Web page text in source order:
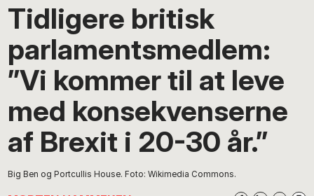
Tidligere britisk
parlamentsmedlem:
”Vi kommer til at leve
med konsekvenserne
af Brexit i 20-30 år.”
Big Ben og Portcullis House. Foto: Wikimedia Commons.